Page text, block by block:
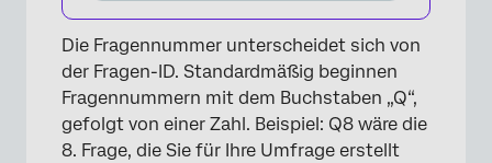
Die Fragennummer unterscheidet sich von
der Fragen-ID. Standardmäßig beginnen
Fragennummern mit dem Buchstaben „Q“,
gefolgt von einer Zahl. Beispiel: Q8 wäre die
8. Frage, die Sie für Ihre Umfrage erstellt